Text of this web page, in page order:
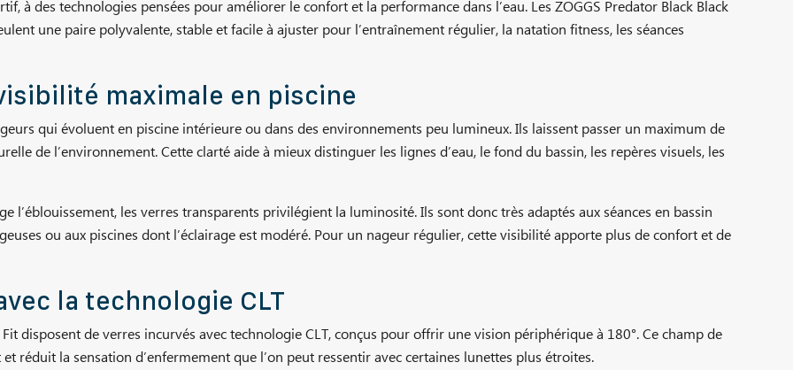
à des technologies pensées pour améliorer le confort et la performance dans l’eau. Les ZOGGS Predator Black Black
une paire polyvalente, stable et facile à ajuster pour l’entraînement régulier, la natation fitness, les séances
maximale en piscine
qui évoluent en piscine intérieure ou dans des environnements peu lumineux. Ils laissent passer un maximum de
de l’environnement. Cette clarté aide à mieux distinguer les lignes d’eau, le fond du bassin, les repères visuels, les
l’éblouissement, les verres transparents privilégient la luminosité. Ils sont donc très adaptés aux séances en bassin
ou aux piscines dont l’éclairage est modéré. Pour un nageur régulier, cette visibilité apporte plus de confort et de
la technologie CLT
disposent de verres incurvés avec technologie CLT, conçus pour offrir une vision périphérique à 180°. Ce champ de
réduit la sensation d’enfermement que l’on peut ressentir avec certaines lunettes plus étroites.